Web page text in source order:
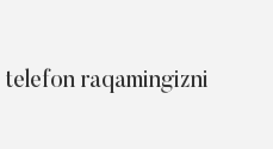
raqamingizni